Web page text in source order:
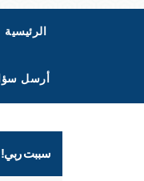
الرئيسية
أرسل
سببت ربي!